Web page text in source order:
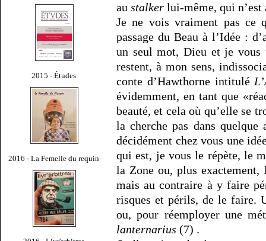
2015 - Études
2016 - La Femelle du requin
au stalker lui-même, qui n’est
Je ne vois vraiment pas ce
passage du Beau à l’Idée :
un seul mot, Dieu et je vous
restent, à mon sens,
conte d’Hawthorne intitulé
évidemment, en tant que
beauté, et cela où qu’elle se
la cherche pas dans
décidément chez vous une
qui est, je vous le répète, le
la Zone ou, plus exactement,
mais au contraire à y faire
risques et périls, de le faire.
ou, pour réemployer une
lanternarius (7) .